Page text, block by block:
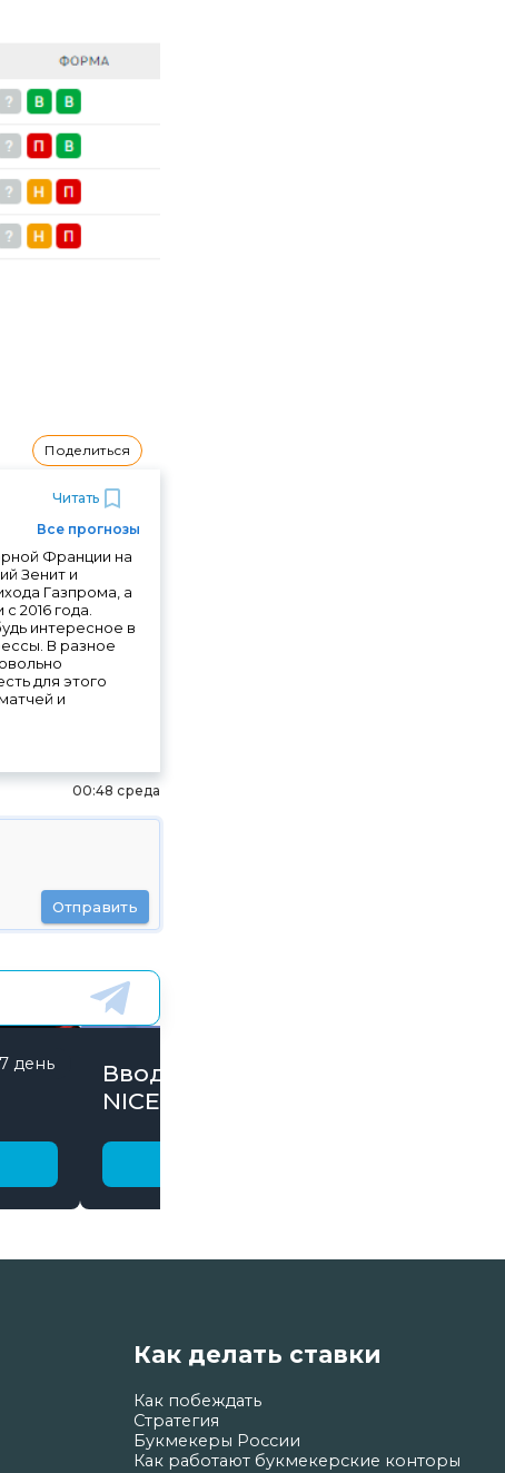
Поделиться
Читать
Все прогнозы
Франции на
Зенит и
Газпрома, а
2016 года.
интересное в
В разное
для этого
и
00:48 среда
Отправить
день
Вводи Промокод
NICE15000 и забирай
Как делать ставки
Как побеждать
Стратегия
Букмекеры России
Как работают букмекерские конторы